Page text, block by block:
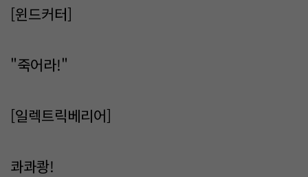
[윈드커터]
"죽어라!"
[일렉트릭베리어]
콰콰쾅!